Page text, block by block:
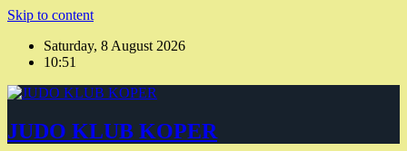
Skip to content
Saturday, 8 August 2026
10:51
JUDO KLUB KOPER